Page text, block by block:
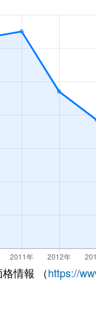
情報 （https://